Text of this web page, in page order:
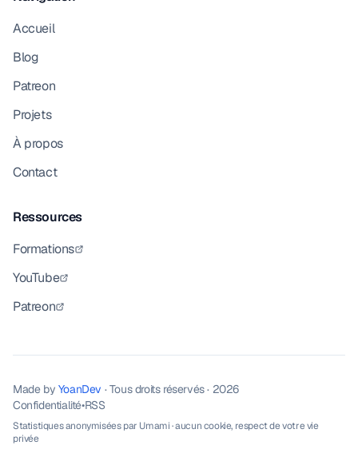
Accueil
Blog
Patreon
Projets
À propos
Contact
Ressources
Formations
YouTube
Patreon
Made by YoanDev · Tous droits réservés · 2026
Confidentialité•RSS
Statistiques anonymisées par Umami· aucun cookie, respect de votre vie
privée